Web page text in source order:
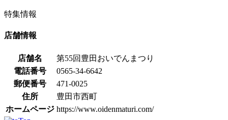
特集情報
店舗情報
店舗名
第55回豊田おいでんまつり
電話番号
0565-34-6642
郵便番号
471-0025
住所
豊田市西町
ホームページ https://www.oidenmaturi.com/